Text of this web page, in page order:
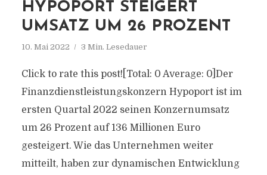
HYPOPORT STEIGERT
UMSATZ UM 26 PROZENT
10. Mai 2022 3 Min. Lesedauer
Click to rate this post![Total: 0 Average: 0]Der
Finanzdienstleistungskonzern Hypoport ist im
ersten Quartal 2022 seinen Konzernumsatz
um 26 Prozent auf 136 Millionen Euro
gesteigert. Wie das Unternehmen weiter
mitteilt, haben zur dynamischen Entwicklung